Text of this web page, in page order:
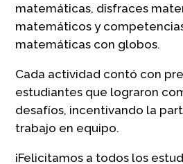
matemáticas, disfraces
matemáticos y
matemáticas con globos.
Cada actividad contó con
estudiantes que lograron
desafíos, incentivando la
trabajo en equipo.
¡Felicitamos a todos los